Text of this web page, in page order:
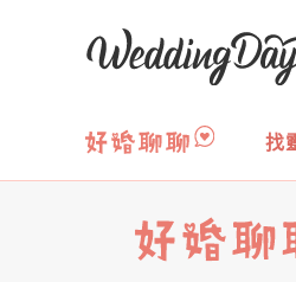
WeddingDay找